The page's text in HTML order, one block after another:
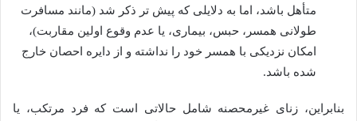
متأهل باشد، اما به دلایلی که پیش تر ذکر شد (مانند مسافرت
طولانی همسر، حبس، بیماری، یا عدم وقوع اولین مقاربت)،
امکان نزدیکی با همسر خود را نداشته و از دایره احصان خارج
شده باشد.
بنابراین، زنای غیرمحصنه شامل حالاتی است که فرد مرتکب، یا